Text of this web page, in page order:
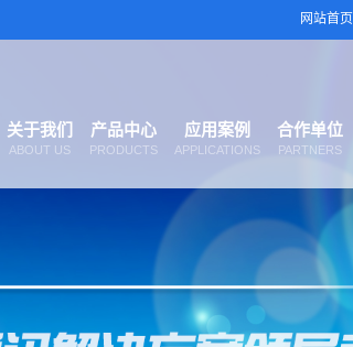
网站首页
关于我们
ABOUT US
产品中心
PRODUCTS
应用案例
APPLICATIONS
合作单位
PARTNERS